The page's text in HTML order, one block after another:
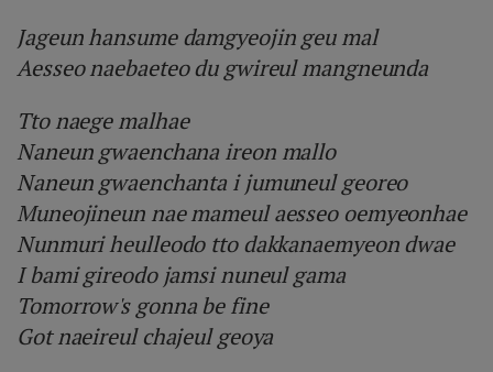
Jageun hansume damgyeojin geu mal
Aesseo naebaeteo du gwireul mangneunda
Tto naege malhae
Naneun gwaenchana ireon mallo
Naneun gwaenchanta i jumuneul georeo
Muneojineun nae mameul aesseo oemyeonhae
Nunmuri heulleodo tto dakkanaemyeon dwae
I bami gireodo jamsi nuneul gama
Tomorrow's gonna be fine
Got naeireul chajeul geoya